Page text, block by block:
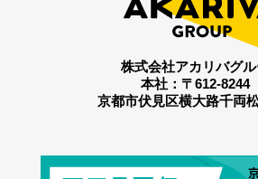
株式会社アカリバグ
本社：〒612-8244
京都市伏見区横大路千両